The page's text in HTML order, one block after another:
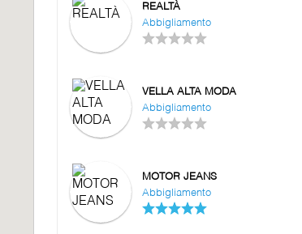
REALTÀ
Abbigliamento
VELLA ALTA MODA
Abbigliamento
MOTOR JEANS
Abbigliamento